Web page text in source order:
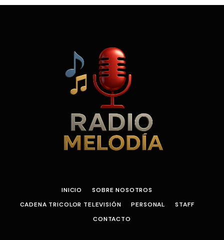
INICIO
SOBRE NOSOTROS
CADENA TRICOLOR TELEVISIÓN
PERSONAL
STAFF
CONTACTO